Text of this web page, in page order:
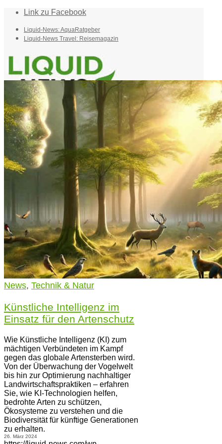
Link zu Facebook
Liquid-News: AquaRatgeber
Liquid-News Travel: Reisemagazin
Home
Suche
Menü
News, Technik & Natur
Künstliche Intelligenz im
Einsatz für den Artenschutz
Wie Künstliche Intelligenz (KI) zum
mächtigen Verbündeten im Kampf
gegen das globale Artensterben wird.
Von der Überwachung der Vogelwelt
bis hin zur Optimierung nachhaltiger
Landwirtschaftspraktiken – erfahren
Sie, wie KI-Technologien helfen,
bedrohte Arten zu schützen,
Ökosysteme zu verstehen und die
Biodiversität für künftige Generationen
zu erhalten.
26. März 2024